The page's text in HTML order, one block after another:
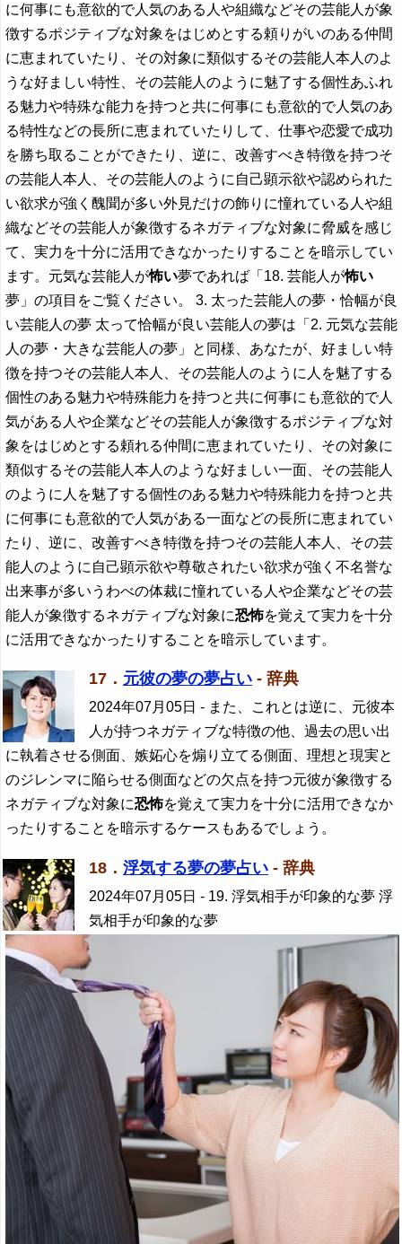
に何事にも意欲的で人気のある人や組織などその芸能人が象
徴するポジティブな対象をはじめとする頼りがいのある仲間
に恵まれていたり、その対象に類似するその芸能人本人のよ
うな好ましい特性、その芸能人のように魅了する個性あふれ
る魅力や特殊な能力を持つと共に何事にも意欲的で人気のあ
る特性などの長所に恵まれていたりして、仕事や恋愛で成功
を勝ち取ることができたり、逆に、改善すべき特徴を持つそ
の芸能人本人、その芸能人のように自己顕示欲や認められた
い欲求が強く醜聞が多い外見だけの飾りに憧れている人や組
織などその芸能人が象徴するネガティブな対象に脅威を感じ
て、実力を十分に活用できなかったりすることを暗示してい
ます。元気な芸能人が怖い夢であれば「18. 芸能人が怖い
夢」の項目をご覧ください。 3. 太った芸能人の夢・恰幅が良
い芸能人の夢 太って恰幅が良い芸能人の夢は「2. 元気な芸能
人の夢・大きな芸能人の夢」と同様、あなたが、好ましい特
徴を持つその芸能人本人、その芸能人のように人を魅了する
個性のある魅力や特殊能力を持つと共に何事にも意欲的で人
気がある人や企業などその芸能人が象徴するポジティブな対
象をはじめとする頼れる仲間に恵まれていたり、その対象に
類似するその芸能人本人のような好ましい一面、その芸能人
のように人を魅了する個性のある魅力や特殊能力を持つと共
に何事にも意欲的で人気がある一面などの長所に恵まれてい
たり、逆に、改善すべき特徴を持つその芸能人本人、その芸
能人のように自己顕示欲や尊敬されたい欲求が強く不名誉な
出来事が多いうわべの体裁に憧れている人や企業などその芸
能人が象徴するネガティブな対象に恐怖を覚えて実力を十分
に活用できなかったりすることを暗示しています。
17． 元彼の夢の夢占い - 辞典
2024年07月05日 - また、これとは逆に、元彼本
人が持つネガティブな特徴の他、過去の思い出
に執着させる側面、嫉妬心を煽り立てる側面、理想と現実と
のジレンマに陥らせる側面などの欠点を持つ元彼が象徴する
ネガティブな対象に恐怖を覚えて実力を十分に活用できなか
ったりすることを暗示するケースもあるでしょう。
18． 浮気する夢の夢占い - 辞典
2024年07月05日 - 19. 浮気相手が印象的な夢 浮
気相手が印象的な夢